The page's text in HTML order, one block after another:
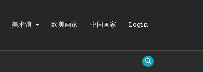
美术馆 欧美画家 中国画家 Login